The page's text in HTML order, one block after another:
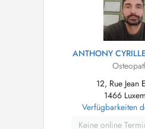
ANTHONY
12, Rue Jean
1466
Verfügbarkeiten
Keine online